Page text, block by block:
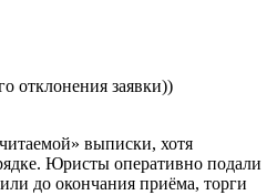
отклонения заявки))
выписки, хотя
Юристы оперативно подали
до окончания приёма, торги